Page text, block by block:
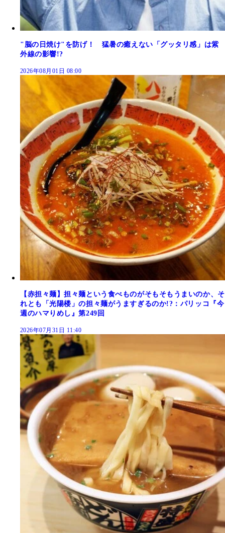
"脳の日焼け"を防げ！ 猛暑の癒えない「グッタリ感」は紫
外線の影響!?
2026年08月01日 08:00
【赤担々麺】担々麺という食べものがそもそもうまいのか、そ
れとも「光陽楼」の担々麺がうますぎるのか!?：パリッコ『今
週のハマりめし』第249回
2026年07月31日 11:40